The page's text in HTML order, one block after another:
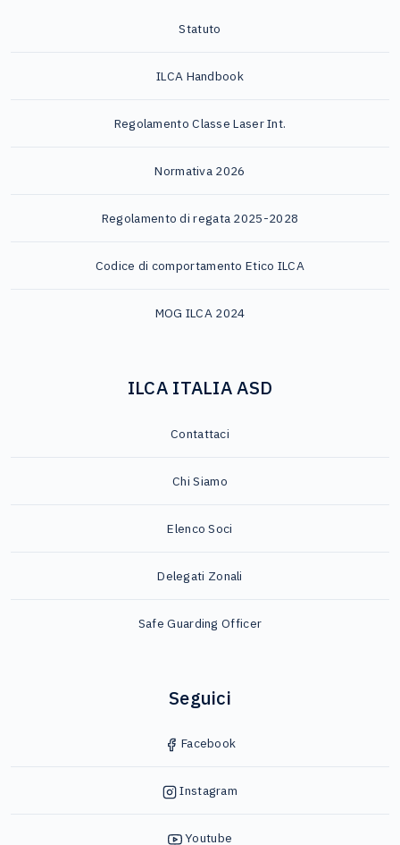
Statuto
ILCA Handbook
Regolamento Classe Laser Int.
Normativa 2026
Regolamento di regata 2025-2028
Codice di comportamento Etico ILCA
MOG ILCA 2024
ILCA ITALIA ASD
Contattaci
Chi Siamo
Elenco Soci
Delegati Zonali
Safe Guarding Officer
Seguici
Facebook
Instagram
Youtube